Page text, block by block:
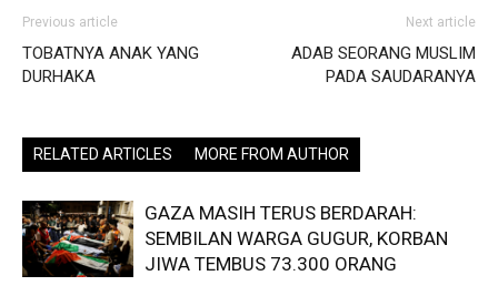
Previous article
TOBATNYA ANAK YANG
DURHAKA
Next article
ADAB SEORANG MUSLIM
PADA SAUDARANYA
RELATED ARTICLES MORE FROM AUTHOR
GAZA MASIH TERUS BERDARAH:
SEMBILAN WARGA GUGUR, KORBAN
JIWA TEMBUS 73.300 ORANG